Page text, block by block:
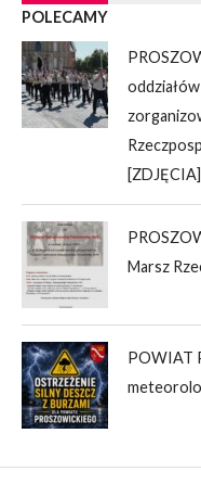
POLECAMY
[ZDJĘCIA]
Marsz
POWIAT